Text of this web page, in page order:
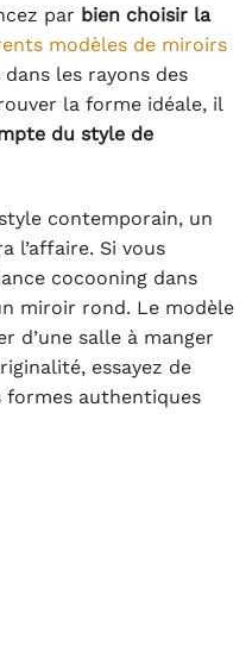
par bien choisir la
modèles de miroirs
les rayons des
la forme idéale, il
du style de
contemporain, un
l’affaire. Si vous
cocooning dans
miroir rond. Le modèle
d’une salle à manger
essayez de
formes authentiques